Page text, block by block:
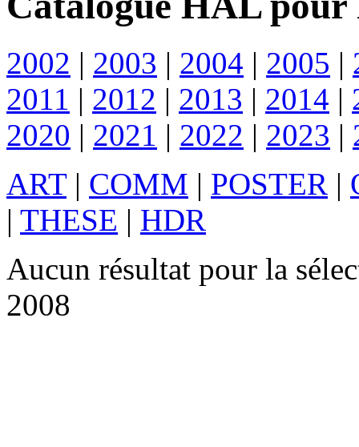
2002 | 2003 | 2004 | 2005 |
2011 | 2012 | 2013 | 2014 |
2020 | 2021 | 2022 | 2023 |
ART| COMM | POSTER |
| THESE | HDR
Aucun résultat pour la
2008